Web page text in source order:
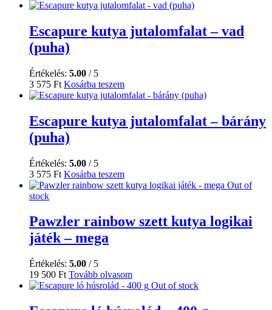
Escapure kutya jutalomfalat – vad
(puha)
Értékelés: 5.00 / 5
3 575 Ft Kosárba teszem
Escapure kutya jutalomfalat – bárány
(puha)
Értékelés: 5.00 / 5
3 575 Ft Kosárba teszem
Out of
stock
Pawzler rainbow szett kutya logikai
játék – mega
Értékelés: 5.00 / 5
19 500 Ft Tovább olvasom
Out of stock